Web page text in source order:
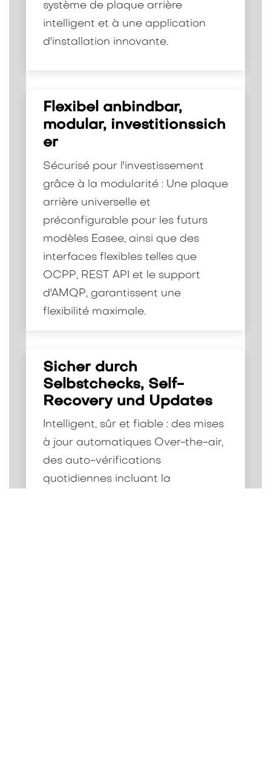
système de plaque arrière
intelligent et à une application
d'installation innovante.
Flexibel anbindbar,
modular, investitionssich
er
Sécurisé pour l'investissement
grâce à la modularité : Une plaque
arrière universelle et
préconfigurable pour les futurs
modèles Easee, ainsi que des
interfaces flexibles telles que
OCPP, REST API et le support
d'AMQP, garantissent une
flexibilité maximale.
Sicher durch
Selbstchecks, Self-
Recovery und Updates
Intelligent, sûr et fiable : des mises
à jour automatiques Over-the-air,
des auto-vérifications
quotidiennes incluant la